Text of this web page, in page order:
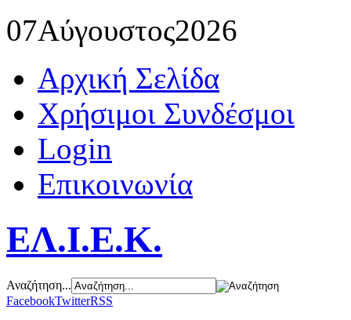
07Αύγουστος2026
Αρχική Σελίδα
Χρήσιμοι Συνδέσμοι
Login
Επικοινωνία
ΕΛ.Ι.Ε.Κ.
Αναζήτηση...
FacebookTwitterRSS